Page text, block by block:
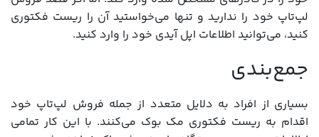
لپ‌تاپ خود را ندارید و تنها می‌خواستید آن را ریست فکتوری
کنید، می‌توانید اطلاعات اپل آیدی خود را وارد کنید.
جمع‌بندی
بسیاری از افراد به دلایل متعدد از جمله فروش لپ‌تاپ خود
اقدام به ریست فکتوری مک بوک می‌کنند. با این کار تمامی